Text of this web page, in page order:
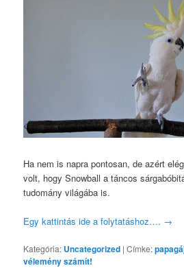
Ha nem is napra pontosan, de azért
volt, hogy Snowball a táncos
tudomány világába is.
Egy kattintás ide a folytatáshoz…. →
Kategória: Uncategorized |Címke:
vélemény számít!